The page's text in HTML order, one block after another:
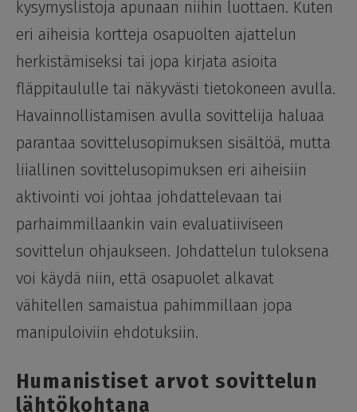
kysymyslistoja apunaan niihin luottaen. Kuten
eri aiheisia kortteja osapuolten ajattelun
herkistämiseksi tai jopa kirjata asioita
fläppitaululle tai näkyvästi tietokoneen avulla.
Havainnollistamisen avulla sovittelija haluaa
parantaa sovittelusopimuksen sisältöä, mutta
liiallinen sovittelusopimuksen eri aiheisiin
aktivointi voi johtaa johdattelevaan tai
parhaimmillaankin vain evaluatiiviseen
sovittelun ohjaukseen. Johdattelun tuloksena
voi käydä niin, että osapuolet alkavat
vähitellen samaistua pahimmillaan jopa
manipuloiviin ehdotuksiin.
Humanistiset arvot sovittelun
lähtökohtana